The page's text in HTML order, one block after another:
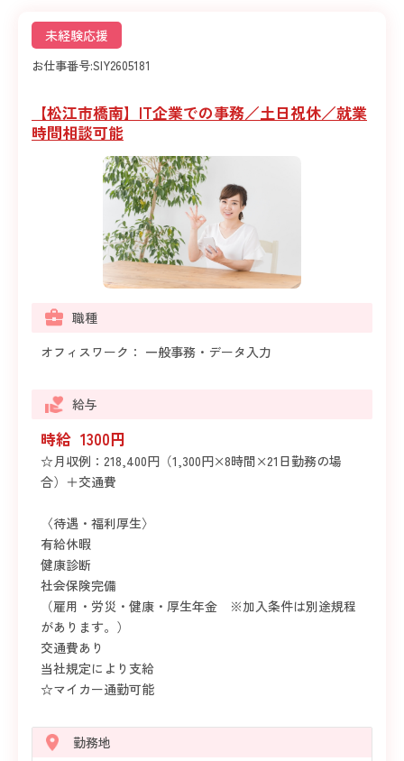
未経験応援
お仕事番号:SIY2605181
【松江市橋南】IT企業での事務／土日祝休／就業
時間相談可能
職種
オフィスワーク： 一般事務・データ入力
給与
時給 1300円
☆月収例：218,400円（1,300円×8時間×21日勤務の場
合）＋交通費
〈待遇・福利厚生〉
有給休暇
健康診断
社会保険完備
（雇用・労災・健康・厚生年金 ※加入条件は別途規程
があります。）
交通費あり
当社規定により支給
☆マイカー通勤可能
勤務地